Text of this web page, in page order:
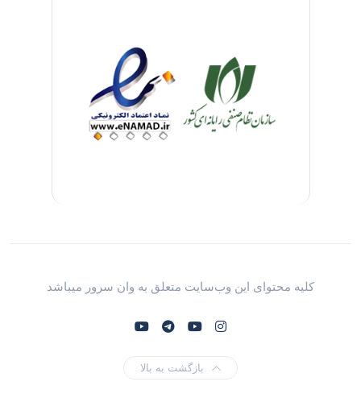
کلیه محتوای این وب‌سایت متعلق به وان سرور میباشد
بازگشت به بالا